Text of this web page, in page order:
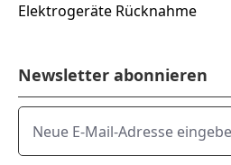
Elektrogeräte Rücknahme
Newsletter abonnieren
Neue E-Mail-Adresse eingeben ...